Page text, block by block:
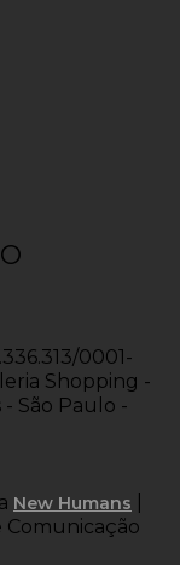
0001-
Shopping -
- São Paulo -
New Humans
Comunicação